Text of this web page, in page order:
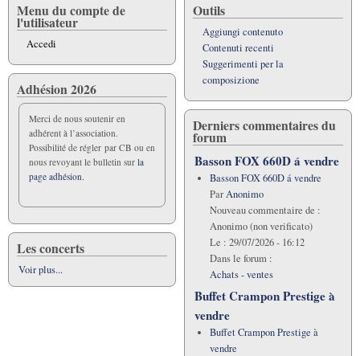
Menu du compte de
l'utilisateur
Accedi
Adhésion 2026
Merci de nous soutenir en
adhérent à l’association.
Possibilité de régler par CB ou en
nous revoyant le bulletin sur la
page adhésion.
Les concerts
Voir plus...
Outils
Aggiungi contenuto
Contenuti recenti
Suggerimenti per la
composizione
Derniers commentaires du
forum
Basson FOX 660D á vendre
Basson FOX 660D á vendre
ParAnonimo
Nouveau commentaire de :
Anonimo (non verificato)
Le : 29/07/2026 - 16:12
Dans le forum :
Achats - ventes
Buffet Crampon Prestige à
vendre
Buffet Crampon Prestige à
vendre